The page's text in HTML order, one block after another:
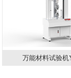
万能材料试验机